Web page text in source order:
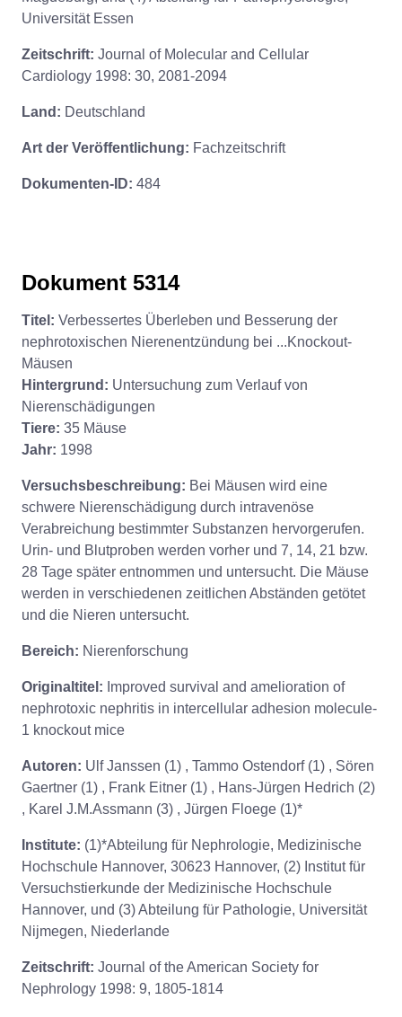
Universität Essen
Zeitschrift: Journal of Molecular and Cellular
Cardiology 1998: 30, 2081-2094
Land: Deutschland
Art der Veröffentlichung: Fachzeitschrift
Dokumenten-ID: 484
Dokument 5314
Titel: Verbessertes Überleben und Besserung der
nephrotoxischen Nierenentzündung bei ...Knockout-
Mäusen
Hintergrund: Untersuchung zum Verlauf von
Nierenschädigungen
Tiere: 35 Mäuse
Jahr: 1998
Versuchsbeschreibung: Bei Mäusen wird eine
schwere Nierenschädigung durch intravenöse
Verabreichung bestimmter Substanzen hervorgerufen.
Urin- und Blutproben werden vorher und 7, 14, 21 bzw.
28 Tage später entnommen und untersucht. Die Mäuse
werden in verschiedenen zeitlichen Abständen getötet
und die Nieren untersucht.
Bereich: Nierenforschung
Originaltitel: Improved survival and amelioration of
nephrotoxic nephritis in intercellular adhesion molecule-
1 knockout mice
Autoren: Ulf Janssen (1) , Tammo Ostendorf (1) , Sören
Gaertner (1) , Frank Eitner (1) , Hans-Jürgen Hedrich (2)
, Karel J.M.Assmann (3) , Jürgen Floege (1)*
Institute: (1)*Abteilung für Nephrologie, Medizinische
Hochschule Hannover, 30623 Hannover, (2) Institut für
Versuchstierkunde der Medizinische Hochschule
Hannover, und (3) Abteilung für Pathologie, Universität
Nijmegen, Niederlande
Zeitschrift: Journal of the American Society for
Nephrology 1998: 9, 1805-1814